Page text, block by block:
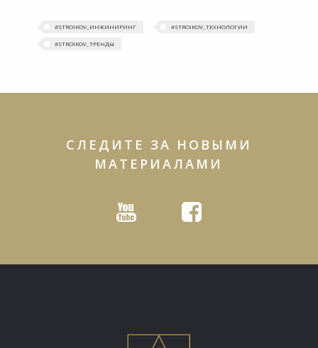
#STROIKOV_ИНЖИНИРИНГ #STROIKOV_ТЕХНОЛОГИИ
#‎STROIKOV_ТРЕНДЫ‬
СЛЕДИТЕ ЗА НОВЫМИ
МАТЕРИАЛАМИ
Youtube Facebook